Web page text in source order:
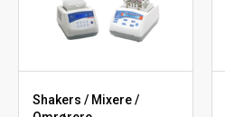
Shakers / Mixere /